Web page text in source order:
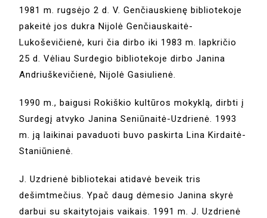
1981 m. rugsėjo 2 d. V. Genčiauskienę bibliotekoje
pakeitė jos dukra Nijolė Genčiauskaitė-
Lukoševičienė, kuri čia dirbo iki 1983 m. lapkričio
25 d. Vėliau Surdegio bibliotekoje dirbo Janina
Andriuškevičienė, Nijolė Gasiulienė.
1990 m., baigusi Rokiškio kultūros mokyklą, dirbti į
Surdegį atvyko Janina Seniūnaitė-Uzdrienė. 1993
m. ją laikinai pavaduoti buvo paskirta Lina Kirdaitė-
Staniūnienė.
J. Uzdrienė bibliotekai atidavė beveik tris
dešimtmečius. Ypač daug dėmesio Janina skyrė
darbui su skaitytojais vaikais. 1991 m. J. Uzdrienė